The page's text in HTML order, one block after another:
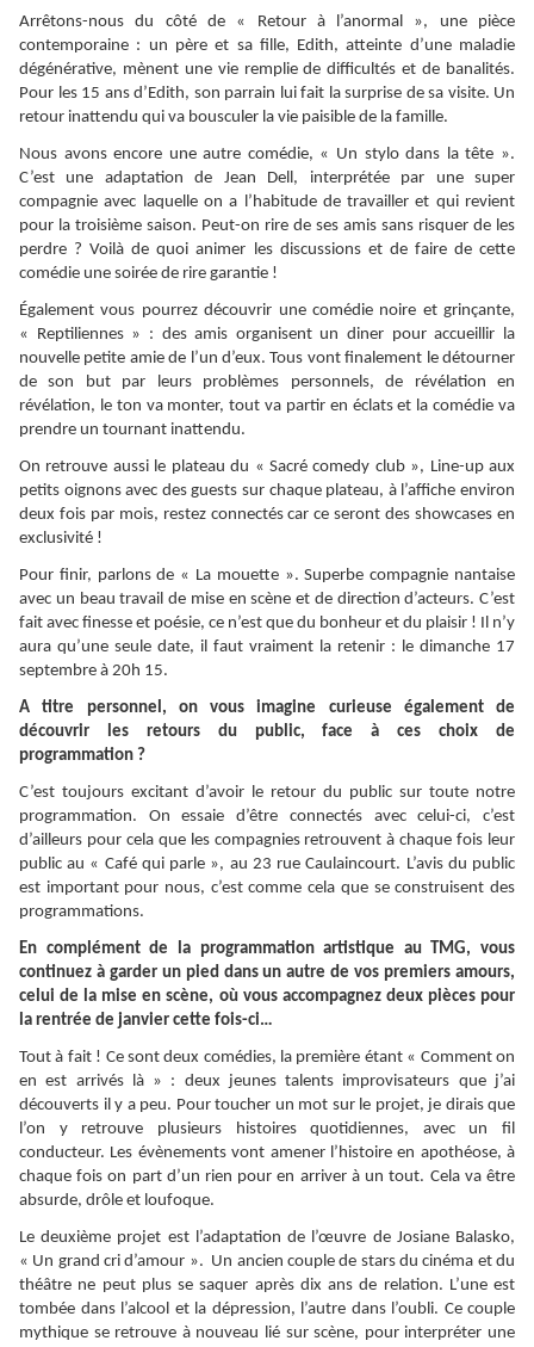
Arrêtons-nous du côté de « Retour à l’anormal », une pièce
contemporaine : un père et sa fille, Edith, atteinte d’une maladie
dégénérative, mènent une vie remplie de difficultés et de banalités.
Pour les 15 ans d’Edith, son parrain lui fait la surprise de sa visite. Un
retour inattendu qui va bousculer la vie paisible de la famille.
Nous avons encore une autre comédie, « Un stylo dans la tête ».
C’est une adaptation de Jean Dell, interprétée par une super
compagnie avec laquelle on a l’habitude de travailler et qui revient
pour la troisième saison. Peut-on rire de ses amis sans risquer de les
perdre ? Voilà de quoi animer les discussions et de faire de cette
comédie une soirée de rire garantie !
Également vous pourrez découvrir une comédie noire et grinçante,
« Reptiliennes » : des amis organisent un diner pour accueillir la
nouvelle petite amie de l’un d’eux. Tous vont finalement le détourner
de son but par leurs problèmes personnels, de révélation en
révélation, le ton va monter, tout va partir en éclats et la comédie va
prendre un tournant inattendu.
On retrouve aussi le plateau du « Sacré comedy club », Line-up aux
petits oignons avec des guests sur chaque plateau, à l’affiche environ
deux fois par mois, restez connectés car ce seront des showcases en
exclusivité !
Pour finir, parlons de « La mouette ». Superbe compagnie nantaise
avec un beau travail de mise en scène et de direction d’acteurs. C’est
fait avec finesse et poésie, ce n’est que du bonheur et du plaisir ! Il n’y
aura qu’une seule date, il faut vraiment la retenir : le dimanche 17
septembre à 20h 15.
A titre personnel, on vous imagine curieuse également de
découvrir les retours du public, face à ces choix de
programmation ?
C’est toujours excitant d’avoir le retour du public sur toute notre
programmation. On essaie d’être connectés avec celui-ci, c’est
d’ailleurs pour cela que les compagnies retrouvent à chaque fois leur
public au « Café qui parle », au 23 rue Caulaincourt. L’avis du public
est important pour nous, c’est comme cela que se construisent des
programmations.
En complément de la programmation artistique au TMG, vous
continuez à garder un pied dans un autre de vos premiers amours,
celui de la mise en scène, où vous accompagnez deux pièces pour
la rentrée de janvier cette fois-ci…
Tout à fait ! Ce sont deux comédies, la première étant « Comment on
en est arrivés là » : deux jeunes talents improvisateurs que j’ai
découverts il y a peu. Pour toucher un mot sur le projet, je dirais que
l’on y retrouve plusieurs histoires quotidiennes, avec un fil
conducteur. Les évènements vont amener l’histoire en apothéose, à
chaque fois on part d’un rien pour en arriver à un tout. Cela va être
absurde, drôle et loufoque.
Le deuxième projet est l’adaptation de l’œuvre de Josiane Balasko,
« Un grand cri d’amour ». Un ancien couple de stars du cinéma et du
théâtre ne peut plus se saquer après dix ans de relation. L’une est
tombée dans l’alcool et la dépression, l’autre dans l’oubli. Ce couple
mythique se retrouve à nouveau lié sur scène, pour interpréter une